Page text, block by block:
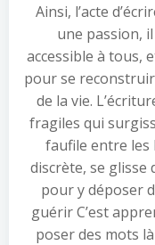
Ainsi, l’acte
une passion,
accessible à tous,
pour se
de la vie.
fragiles qui
faufile entre les
discrète, se glisse
pour y déposer
guérir C’est
poser des mots